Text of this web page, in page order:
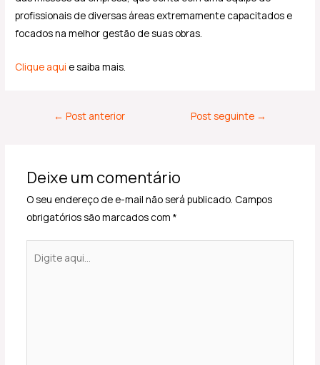
profissionais de diversas áreas extremamente capacitados e
focados na melhor gestão de suas obras.
Clique aqui e saiba mais.
← Post anterior Post seguinte →
Deixe um comentário
O seu endereço de e-mail não será publicado. Campos
obrigatórios são marcados com *
aqui...